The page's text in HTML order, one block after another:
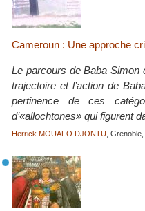
Cameroun : Une approche
Le parcours de Baba Simon
trajectoire et l’action de
pertinence de ces
d’«allochtones» qui figurent
Herrick MOUAFO DJONTU ,